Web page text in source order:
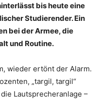
bis heute eine
Studierender. Ein
bei der Armee, die
und Routine.
wieder ertönt der Alarm.
„targil, targil“
Lautsprecheranlage –